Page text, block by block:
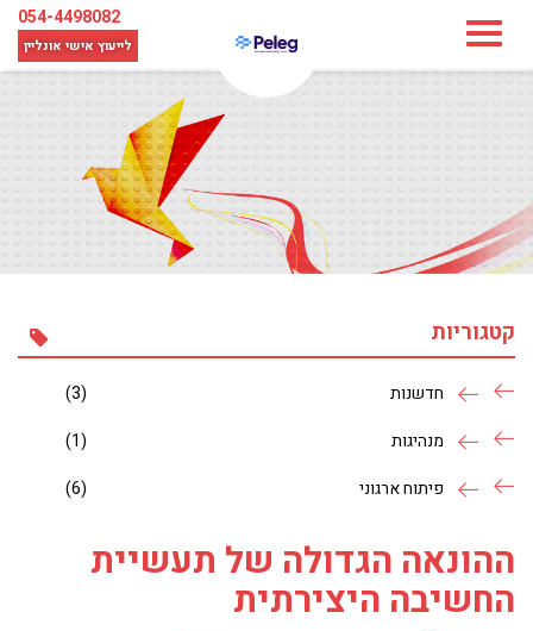
054-4498082
לייעוץ אישי אונליין
קטגוריות
חדשנות
(3)
מנהיגות
(1)
פיתוח ארגוני
(6)
ההונאה הגדולה של תעשיית
החשיבה היצירתית